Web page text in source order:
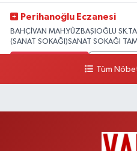
Perihanoğlu Eczanesi
BAHÇİVAN MAH.YÜZBAŞIOĞLU
(SANAT SOKAĞI)SANAT SOKAĞI
Tüm